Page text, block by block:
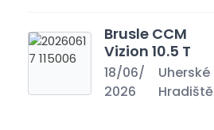
Brusle CCM
Vizion 10.5 T
18/06/
2026
Uherské
Hradiště